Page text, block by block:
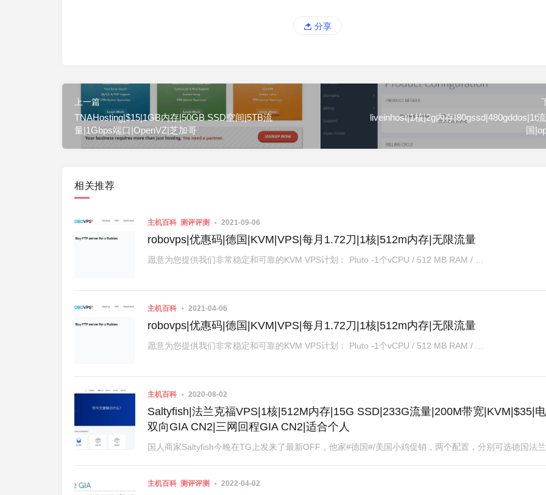
分享
上一篇
TNAHosting|$15|1GB内存|50GB SSD空间|5TB流
量|1Gbps端口|OpenVZ|芝加哥
liveinhost|1核|2g内存|80gssd|480gddos|1t
国
相关推荐
主机百科 测评评测 2021-09-06
robovps|优惠码|德国|KVM|VPS|每月1.72刀|1核|512m内存|无限流量
愿意为您提供我们非常稳定和可靠的KVM VPS计划： Pluto -1个vCPU / 512 MB RAM / …
主机百科 2021-04-06
robovps|优惠码|德国|KVM|VPS|每月1.72刀|1核|512m内存|无限流量
愿意为您提供我们非常稳定和可靠的KVM VPS计划： Pluto -1个vCPU / 512 MB RAM / …
主机百科 2020-08-02
Saltyfish|法兰克福VPS|1核|512M内存|15G SSD|233G流量|200M带宽|KVM|$35|
双向GIA CN2|三网回程GIA CN2|适合个人
国人商家Saltyfish今晚在TG上发来了最新OFF，他家#德国#/美国小鸡促销，两个配置，分别可选德国法
主机百科 测评评测 2022-04-02